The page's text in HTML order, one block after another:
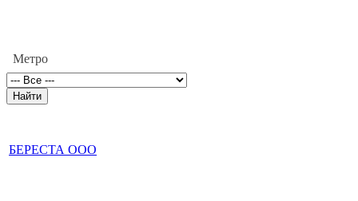
Метро
БЕРЕСТА ООО